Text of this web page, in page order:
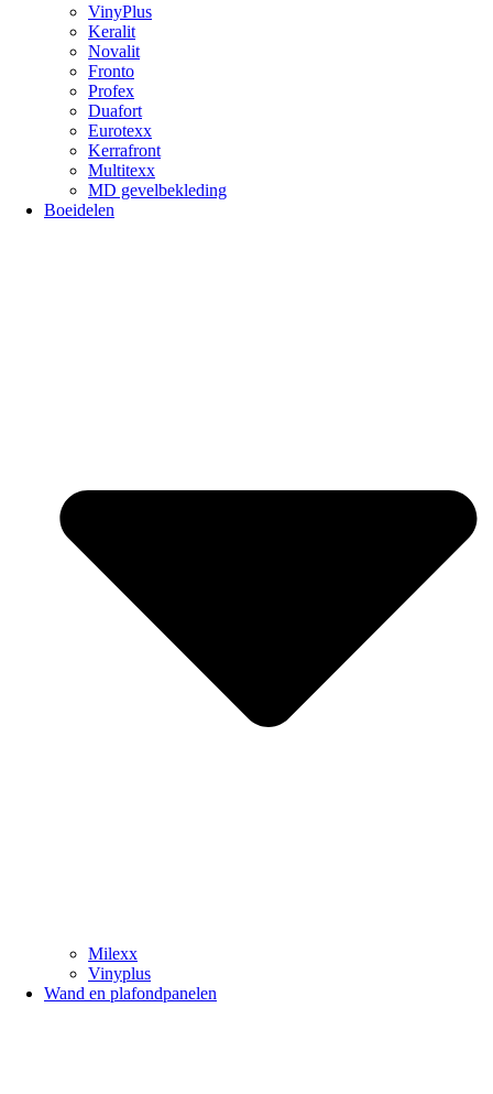
VinyPlus
Keralit
Novalit
Fronto
Profex
Duafort
Eurotexx
Kerrafront
Multitexx
MD gevelbekleding
Boeidelen
Milexx
Vinyplus
Wand en plafondpanelen